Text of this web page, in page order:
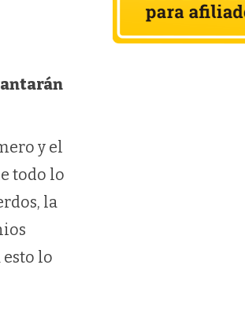
y el
todo lo
la
esto lo